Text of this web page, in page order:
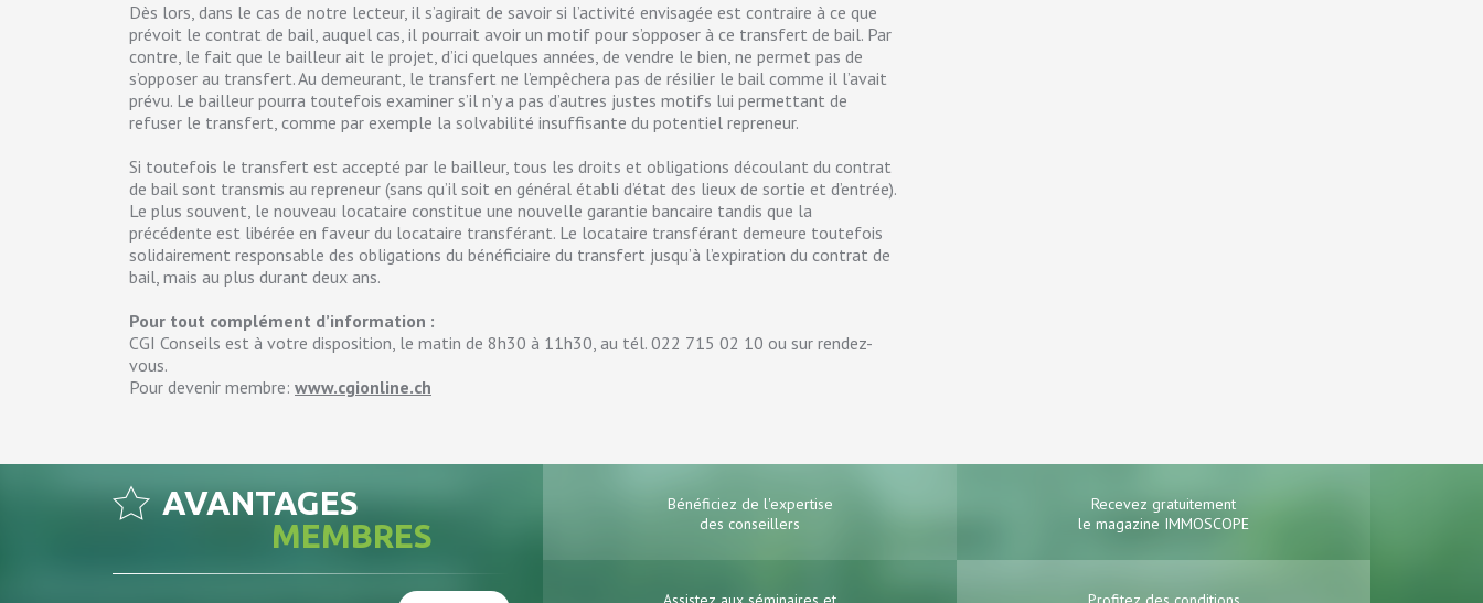
Dès lors, dans le cas de notre lecteur, il s’agirait de savoir si l’activité envisagée est contraire à ce que
prévoit le contrat de bail, auquel cas, il pourrait avoir un motif pour s’opposer à ce transfert de bail. Par
contre, le fait que le bailleur ait le projet, d’ici quelques années, de vendre le bien, ne permet pas de
s’opposer au transfert. Au demeurant, le transfert ne l’empêchera pas de résilier le bail comme il l’avait
prévu. Le bailleur pourra toutefois examiner s’il n’y a pas d’autres justes motifs lui permettant de
refuser le transfert, comme par exemple la solvabilité insuffisante du potentiel repreneur.
Si toutefois le transfert est accepté par le bailleur, tous les droits et obligations découlant du contrat
de bail sont transmis au repreneur (sans qu’il soit en général établi d’état des lieux de sortie et d’entrée).
Le plus souvent, le nouveau locataire constitue une nouvelle garantie bancaire tandis que la
précédente est libérée en faveur du locataire transférant. Le locataire transférant demeure toutefois
solidairement responsable des obligations du bénéficiaire du transfert jusqu’à l’expiration du contrat de
bail, mais au plus durant deux ans.
Pour tout complément d’information :
CGI Conseils est à votre disposition, le matin de 8h30 à 11h30, au tél. 022 715 02 10 ou sur rendez-
vous.
Pour devenir membre: www.cgionline.ch
AVANTAGES
MEMBRES
Bénéficiez de l'expertise
des conseillers
Recevez gratuitement
le magazine IMMOSCOPE